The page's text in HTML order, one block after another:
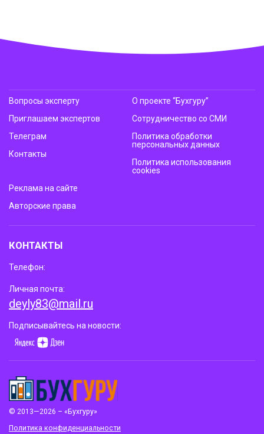
© 2013—2026 – «Бухгуру»
Политика конфиденциальности
Вопросы эксперту
Приглашаем экспертов
Телеграм
Контакты
О проекте “Бухгуру”
Сотрудничество со СМИ
Политика обработки
персональных данных
Политика использования
cookies
Реклама на сайте
Авторские права
КОНТАКТЫ
Телефон:
Личная почта:
deyly83@mail.ru
Подписывайтесь на новости: